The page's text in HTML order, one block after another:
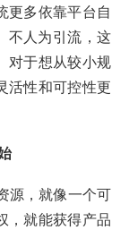
更多依靠平台自
不人为引流，这
对于想从较小规
活性和可控性更
源，就像一个可
就能获得产品